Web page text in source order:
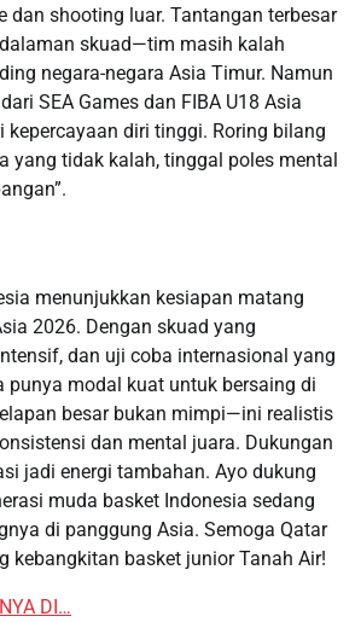
dan shooting luar. Tantangan terbesar
skuad—tim masih kalah
negara-negara Asia Timur. Namun
SEA Games dan FIBA U18 Asia
kepercayaan diri tinggi. Roring bilang
yang tidak kalah, tinggal poles mental
menunjukkan kesiapan matang
2026. Dengan skuad yang
dan uji coba internasional yang
punya modal kuat untuk bersaing di
besar bukan mimpi—ini realistis
dan mental juara. Dukungan
jadi energi tambahan. Ayo dukung
muda basket Indonesia sedang
di panggung Asia. Semoga Qatar
kebangkitan basket junior Tanah Air!
DI…